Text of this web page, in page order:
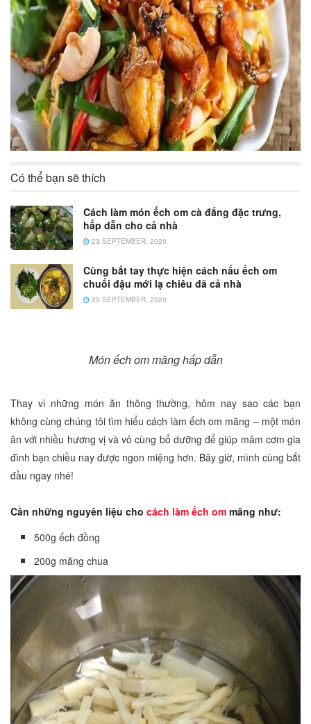
Có thể bạn sẽ thích
Cách làm món ếch om cà đắng đặc trưng,
hấp dẫn cho cả nhà
23 SEPTEMBER, 2020
Cùng bắt tay thực hiện cách nấu ếch om
chuối đậu mới lạ chiêu đã cả nhà
23 SEPTEMBER, 2020
Món ếch om măng hấp dẫn
Thay vì những món ăn thông thường, hôm nay sao các bạn
không cùng chúng tôi tìm hiểu cách làm ếch om măng – một món
ăn với nhiều hương vị và vô cùng bổ dưỡng để giúp mâm cơm gia
đình bạn chiều nay được ngon miệng hơn. Bây giờ, mình cùng bắt
đầu ngay nhé!
Cần những nguyên liệu cho cách làm ếch om măng như:
500g ếch đồng
200g măng chua